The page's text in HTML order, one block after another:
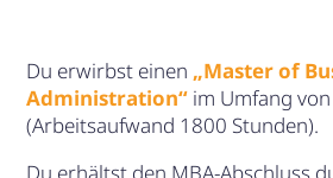
Du erwirbst einen„Master of
Administration“im Umfang
(Arbeitsaufwand 1800 Stunden).